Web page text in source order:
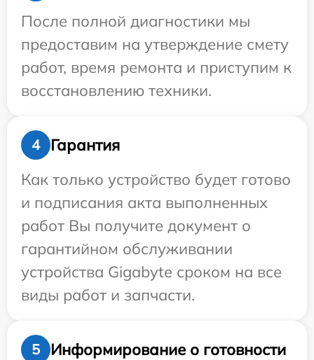
После полной диагностики мы
предоставим на утверждение смету
работ, время ремонта и приступим к
восстановлению техники.
4
Гарантия
Как только устройство будет готово
и подписания акта выполненных
работ Вы получите документ о
гарантийном обслуживании
устройства Gigabyte сроком на все
виды работ и запчасти.
5
Информирование о готовности